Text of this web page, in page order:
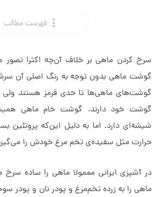
فهرست مطالب
سرخ کردن ماهی بر خلاف آن‌چه اکثرا
گوشت ماهی بدون توجه به رنگ اصلی آن
گوشت‌های ماهی‌ها تا حدی قرمز هستند ولی
گوشت خود دارند. گوشت خام ماهی
شیشه‌ای دارد. اما به دلیل این‌که پروتئین
حرارت مثل سفیده‌ی تخم مرغ خودش را
در آشپزی ایرانی معمولا ماهی را ساده سرخ
ماهی را به زرده تخم‌مرغ و پودر نان و پودر